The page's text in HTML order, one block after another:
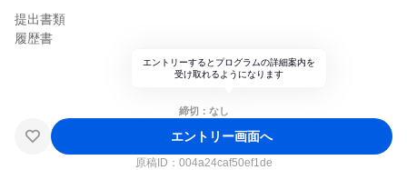
提出書類
履歴書
エントリーするとプログラムの詳細案内を
受け取れるようになります
締切：なし
エントリー画面へ
原稿ID： 004a24caf50ef1de